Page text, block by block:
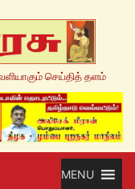
செய்தித் தளம்
MENU